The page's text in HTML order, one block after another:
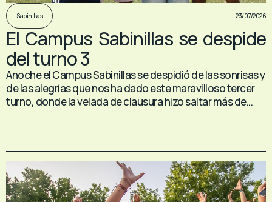
Sabinillas 23/07/2026
El Campus Sabinillas se despide
del turno 3
Anoche el Campus Sabinillas se despidió de las sonrisas y
de las alegrías que nos ha dado este maravilloso tercer
turno, donde la velada de clausura hizo saltar más de...